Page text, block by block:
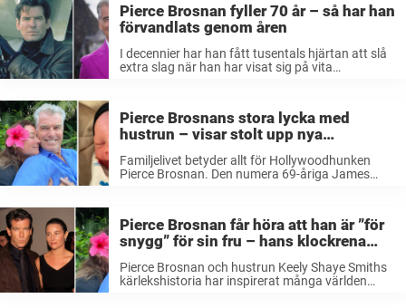
Pierce Brosnan fyller 70 år – så har han
förvandlats genom åren
I decennier har han fått tusentals hjärtan att slå
extra slag när han har visat sig på vita
...
Pierce Brosnans stora lycka med
hustrun – visar stolt upp nya
Familjelivet betyder allt för Hollywoodhunken
Pierce Brosnan. Den numera 69-åriga James
har fått sitt ...
Pierce Brosnan får höra att han är ”för
snygg” för sin fru – hans klockrena
Pierce Brosnan och hustrun Keely Shaye Smiths
kärlekshistoria har inspirerat många världen